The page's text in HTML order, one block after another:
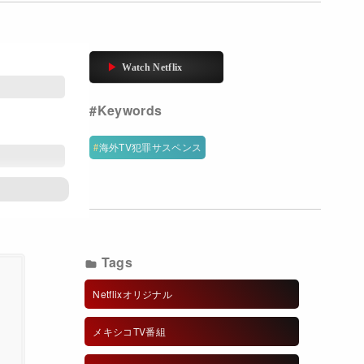
海外TV犯罪サスペンス
Tags
Netflixオリジナル
メキシコTV番組